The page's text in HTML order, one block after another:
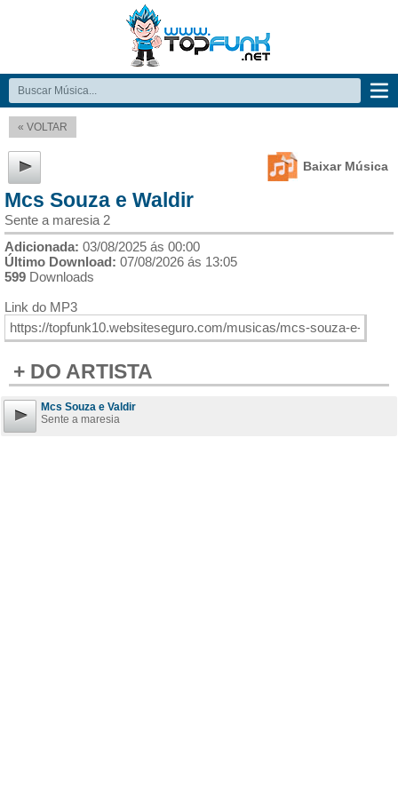
« VOLTAR
Baixar Música
Mcs Souza e Waldir
Sente a maresia 2
Adicionada: 03/08/2025 ás 00:00
Último Download: 07/08/2026 ás 13:05
599 Downloads
Link do MP3
+ DO ARTISTA
Mcs Souza e Valdir
Sente a maresia